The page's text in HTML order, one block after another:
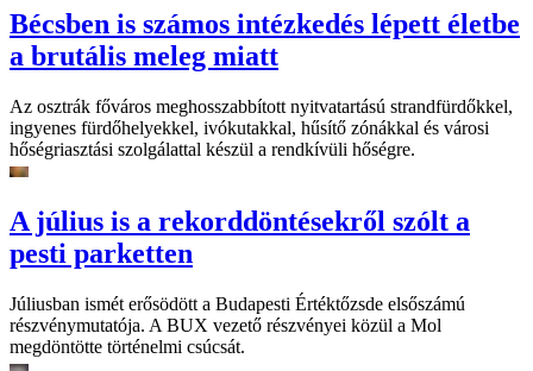
Bécsben is számos intézkedés lépett életbe
a brutális meleg miatt
Az osztrák főváros meghosszabbított nyitvatartású strandfürdőkkel,
ingyenes fürdőhelyekkel, ivókutakkal, hűsítő zónákkal és városi
hőségriasztási szolgálattal készül a rendkívüli hőségre.
A július is a rekorddöntésekről szólt a
pesti parketten
Júliusban ismét erősödött a Budapesti Értéktőzsde elsőszámú
részvénymutatója. A BUX vezető részvényei közül a Mol
megdöntötte történelmi csúcsát.